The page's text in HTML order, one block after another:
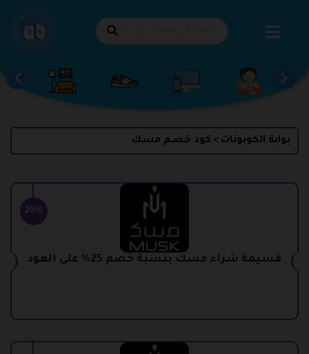
بوابة الكوبونات > كود خصم مسك
20%
قسيمة شراء مسك بنسبة خصم 25% على العود